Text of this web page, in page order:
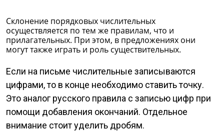
Склонение порядковых числительных
осуществляется по тем же правилам, что и
прилагательных. При этом, в предложениях они
могут также играть и роль существительных.
Если на письме числительные записываются
цифрами, то в конце необходимо ставить точку.
Это аналог русского правила с записью цифр при
помощи добавления окончаний. Отдельное
внимание стоит уделить дробям.